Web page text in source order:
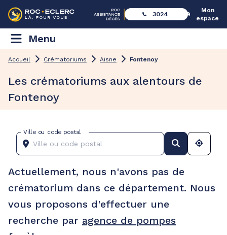
3024
Mon
espace
Menu
Accueil Crématoriums Aisne Fontenoy
Les crématoriums aux alentours de
Fontenoy
Ville ou code postal
Actuellement, nous n'avons pas de
crématorium dans ce département. Nous
vous proposons d'effectuer une
recherche par agence de pompes